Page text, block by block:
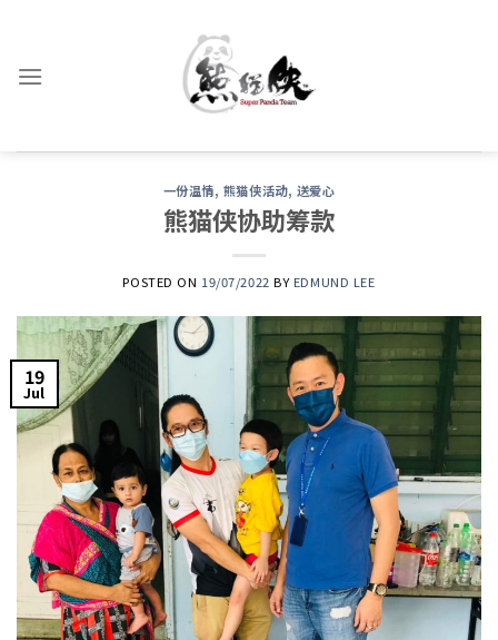
content
一份温情, 熊猫侠活动, 送爱心
熊猫侠协助筹款
POSTED ON 19/07/2022 BY EDMUND LEE
19
Jul